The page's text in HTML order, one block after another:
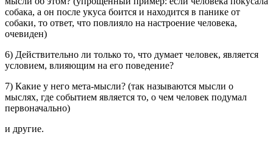
собака, а он после укуса боится и находится в панике от
собаки, то ответ, что повлияло на настроение человека,
очевиден)
6) Действительно ли только то, что думает человек, является
условием, влияющим на его поведение?
7) Какие у него мета-мысли? (так называются мысли о
мыслях, где событием является то, о чем человек подумал
первоначально)
и другие.